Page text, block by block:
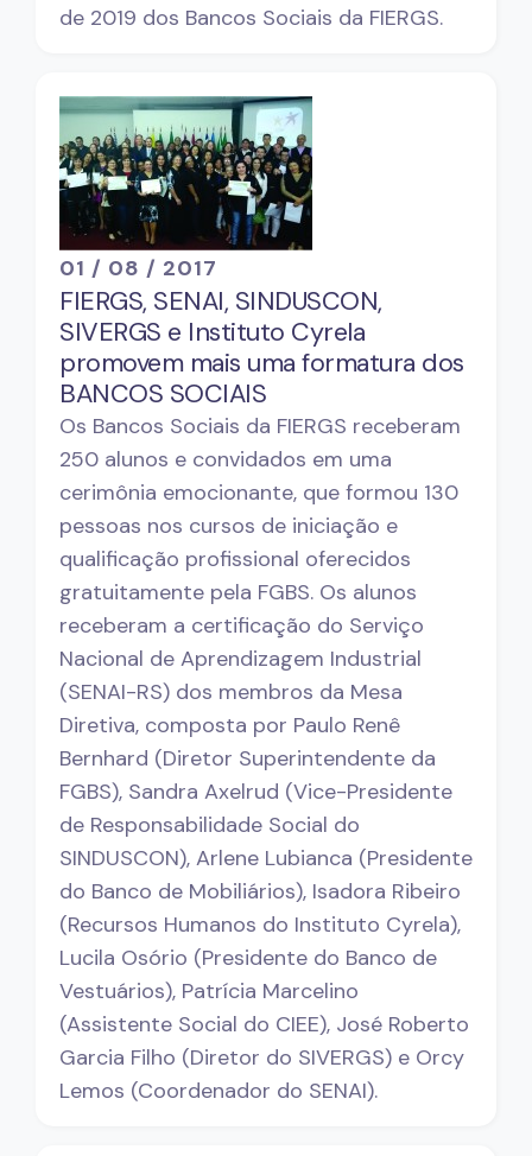
de 2019 dos Bancos Sociais da FIERGS.
01 / 08 / 2017
FIERGS, SENAI, SINDUSCON,
SIVERGS e Instituto Cyrela
promovem mais uma formatura dos
BANCOS SOCIAIS
Os Bancos Sociais da FIERGS receberam
250 alunos e convidados em uma
cerimônia emocionante, que formou 130
pessoas nos cursos de iniciação e
qualificação profissional oferecidos
gratuitamente pela FGBS. Os alunos
receberam a certificação do Serviço
Nacional de Aprendizagem Industrial
(SENAI-RS) dos membros da Mesa
Diretiva, composta por Paulo Renê
Bernhard (Diretor Superintendente da
FGBS), Sandra Axelrud (Vice-Presidente
de Responsabilidade Social do
SINDUSCON), Arlene Lubianca (Presidente
do Banco de Mobiliários), Isadora Ribeiro
(Recursos Humanos do Instituto Cyrela),
Lucila Osório (Presidente do Banco de
Vestuários), Patrícia Marcelino
(Assistente Social do CIEE), José Roberto
Garcia Filho (Diretor do SIVERGS) e Orcy
Lemos (Coordenador do SENAI).